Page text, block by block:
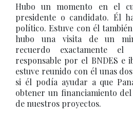
Hubo un momento en el
presidente o candidato. Él
político. Estuve con él
hubo una visita de un
recuerdo exactamente
responsable por el BNDES e
estuve reunido con él unas
si él podía ayudar a que
obtener un financiamiento
de nuestros proyectos.